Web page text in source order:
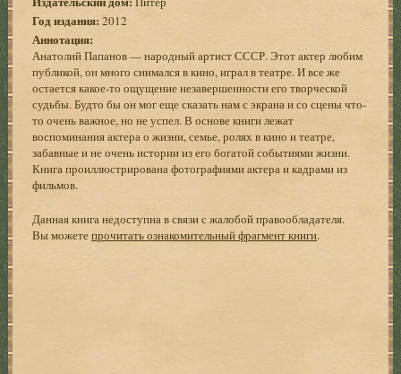
Год издания: 2012
Аннотация:
Анатолий Папанов — народный артист СССР. Этот актер любим
публикой, он много снимался в кино, играл в театре. И все же
остается какое-то ощущение незавершенности его творческой
судьбы. Будто бы он мог еще сказать нам с экрана и со сцены что-
то очень важное, но не успел. В основе книги лежат
воспоминания актера о жизни, семье, ролях в кино и театре,
забавные и не очень истории из его богатой событиями жизни.
Книга проиллюстрирована фотографиями актера и кадрами из
фильмов.
Данная книга недоступна в связи с жалобой правообладателя.
Вы можетепрочитать ознакомительный фрагмент книги.